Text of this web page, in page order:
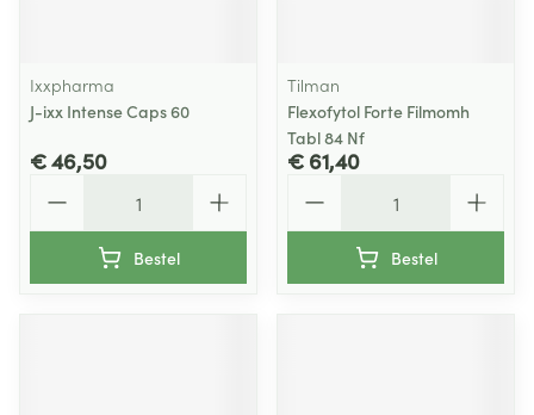
Ixxpharma
J-ixx Intense Caps 60
€ 46,50
Bestel
Tilman
Flexofytol Forte Filmomh
Tabl 84 Nf
€ 61,40
Bestel